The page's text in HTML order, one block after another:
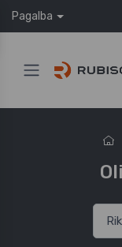
Pagalba